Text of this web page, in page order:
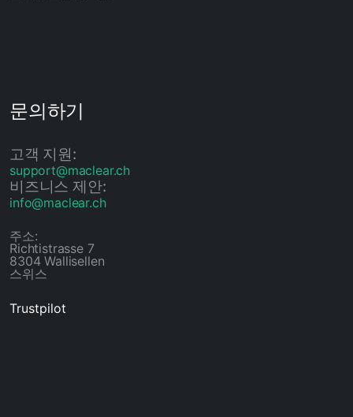
문의하기
고객 지원:
support@maclear.ch
비즈니스 제안:
info@maclear.ch
주소:
Richtistrasse 7
8304 Wallisellen
스위스
Trustpilot